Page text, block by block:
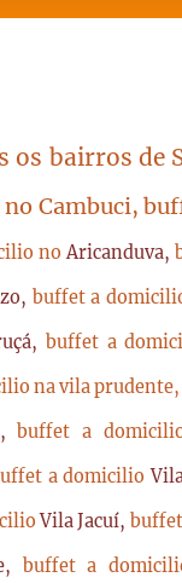
os bairros de
Cambuci,
noAricanduva,
buffet a
buffet a
na vila
buffet a
a domicilio
Vila Jacuí,
buffet a